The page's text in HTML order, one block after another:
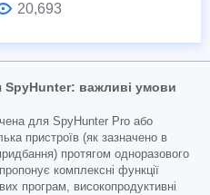
20,693
SpyHunter: важливі умови
для SpyHunter Pro або
пристроїв (як зазначено в
протягом одноразового
комплексні функції
програм, високопродуктивні